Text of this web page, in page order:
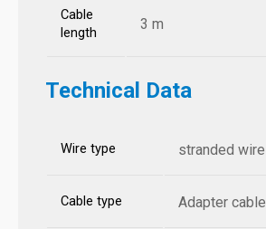
Cable
length
3 m
Technical Data
Wire type stranded wire
Cable type Adapter cable